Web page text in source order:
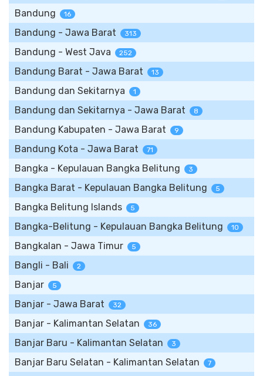
Bandung 16
Bandung - Jawa Barat 313
Bandung - West Java 252
Bandung Barat - Jawa Barat 13
Bandung dan Sekitarnya 1
Bandung dan Sekitarnya - Jawa Barat 8
Bandung Kabupaten - Jawa Barat 9
Bandung Kota - Jawa Barat 71
Bangka - Kepulauan Bangka Belitung 3
Bangka Barat - Kepulauan Bangka Belitung 5
Bangka Belitung Islands 5
Bangka-Belitung - Kepulauan Bangka Belitung 10
Bangkalan - Jawa Timur 5
Bangli - Bali 2
Banjar 5
Banjar - Jawa Barat 32
Banjar - Kalimantan Selatan 36
Banjar Baru - Kalimantan Selatan 3
Banjar Baru Selatan - Kalimantan Selatan 7